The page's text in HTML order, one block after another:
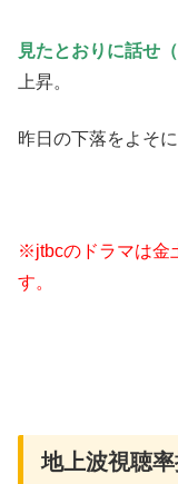
見たとおりに話せ
上昇。
昨日の下落をよそ
※jtbcのドラマは金
す。
地上波視聴